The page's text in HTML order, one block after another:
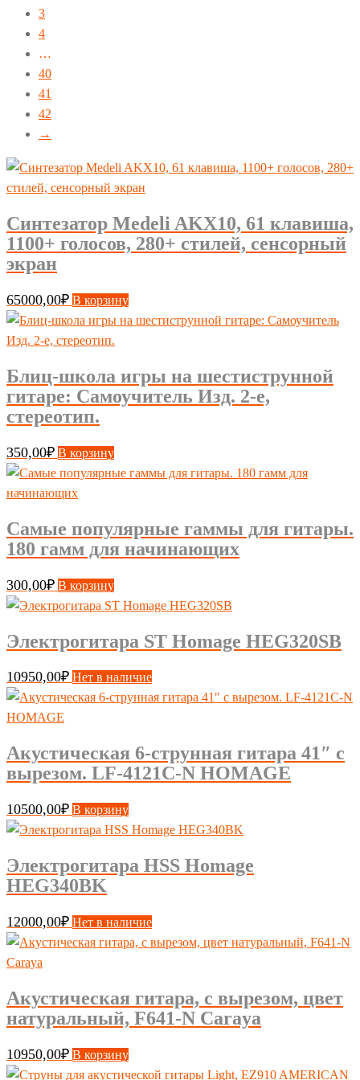
3
4
…
40
41
42
→
Синтезатор Medeli AKX10, 61 клавиша,
1100+ голосов, 280+ стилей, сенсорный
экран
65000,00₽ В корзину
Блиц-школа игры на шестиструнной
гитаре: Самоучитель Изд. 2-е,
стереотип.
350,00₽ В корзину
Самые популярные гаммы для гитары.
180 гамм для начинающих
300,00₽ В корзину
Электрогитара ST Homage HEG320SB
10950,00₽ Нет в наличие
Акустическая 6-струнная гитара 41″ с
вырезом. LF-4121C-N HOMAGE
10500,00₽ В корзину
Электрогитара HSS Homage
HEG340BK
12000,00₽ Нет в наличие
Акустическая гитара, с вырезом, цвет
натуральный, F641-N Caraya
10950,00₽ В корзину